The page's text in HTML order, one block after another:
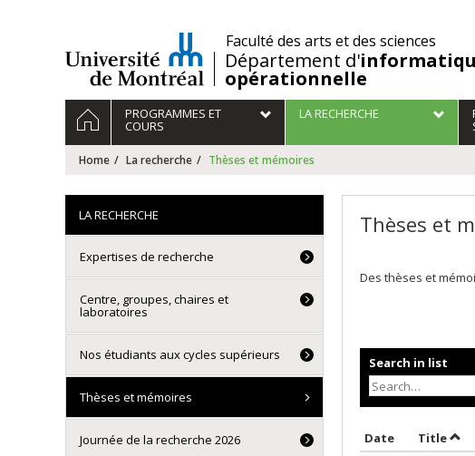
/Faculté des arts et des sciences
Département d'
opérationnelle
Navigation
principale
HOMEPROGRAMMES ET
COURS
LA RECHERCHE
Home La recherche Thèses et mémoires
Thèses et
Des thèses et
Search in list
Date Sort by
Title
LA RECHERCHE
Expertises de recherche
Centre, groupes, chaires et
laboratoires
Nos étudiants aux cycles supérieurs
Thèses et mémoires
Journée de la recherche 2026